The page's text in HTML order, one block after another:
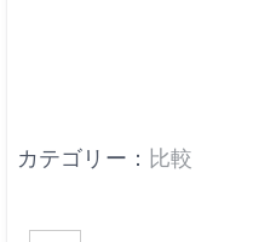
カテゴリー： 比較